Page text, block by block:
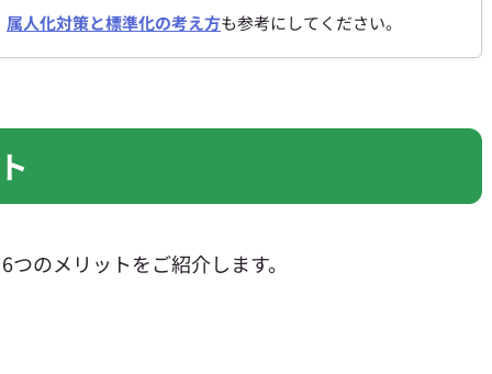
属人化対策と標準化の考え方も参考にしてください。
のメリットをご紹介します。